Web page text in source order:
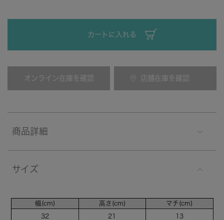
カートに入れる
オンライン在庫を確認 店舗在庫を確認
商品詳細
サイズ
幅(cm)
32
高さ(cm)
21
マチ(cm)
13